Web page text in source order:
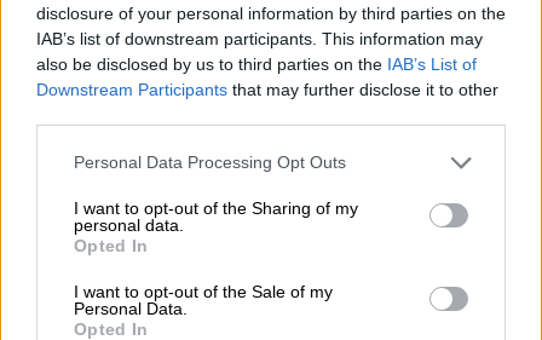
disclosure of your personal information by third parties on the
IAB’s list of downstream participants. This information may
also be disclosed by us to third parties on the IAB’s List of
Downstream Participants that may further disclose it to other
Personal Data Processing Opt Outs
I want to opt-out of the Sharing of my
personal data.
Opted In
I want to opt-out of the Sale of my
Personal Data.
Opted In
Bertín Osborne facturó a través de
Panamá y estableció su residencia en
Luxemburgo